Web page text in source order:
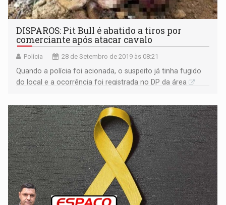
DISPAROS: Pit Bull é abatido a tiros por
comerciante após atacar cavalo
Polícia 28 de Setembro de 2019 às 08:21
Quando a polícia foi acionada, o suspeito já tinha fugido
do local e a ocorrência foi registrada no DP da área